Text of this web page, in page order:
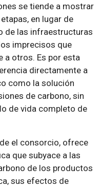
se tiende a mostrar
en lugar de
de las infraestructuras
imprecisos que
a otros. Es por esta
directamente a
como la solución
de carbono, sin
de vida completo de
el consorcio, ofrece
que subyace a las
de los productos
sus efectos de